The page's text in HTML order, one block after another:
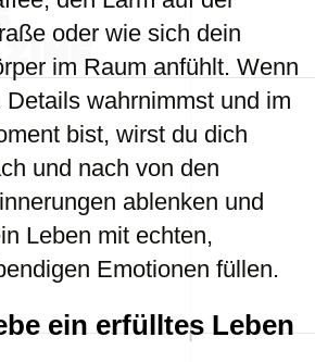
oder wie sich dein
im Raum anfühlt. Wenn
Details wahrnimmst und im
bist, wirst du dich
und nach von den
ablenken und
Leben mit echten,
Emotionen füllen.
ein erfülltes Leben